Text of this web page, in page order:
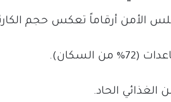
الأمن أرقاماً تعكس حجم
من السكان).
الغذائي الحاد.